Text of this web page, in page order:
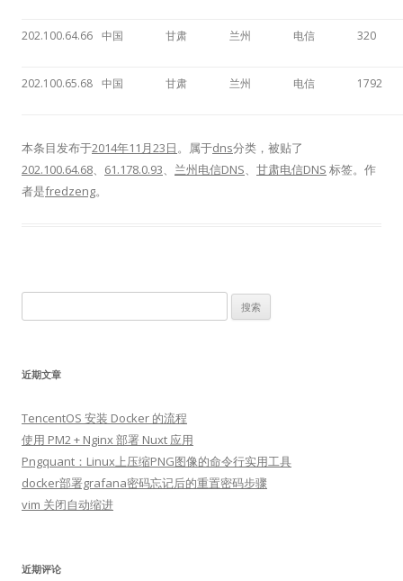
202.100.64.66 中国 甘肃 兰州 电信 320
202.100.65.68 中国 甘肃 兰州 电信 1792
本条目发布于2014年11月23日。属于dns分类，被贴了
202.100.64.68、 61.178.0.93、 兰州电信DNS、 甘肃电信DNS 标签。 作
者是fredzeng。
索：
近期文章
TencentOS 安装 Docker 的流程
使用 PM2 + Nginx 部署 Nuxt 应用
Pngquant：Linux上压缩PNG图像的命令行实用工具
docker部署grafana密码忘记后的重置密码步骤
vim 关闭自动缩进
近期评论